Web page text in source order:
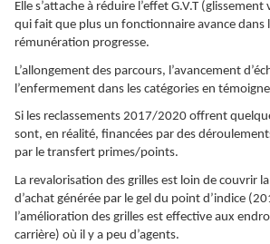
Elle s’attache à réduire l’effet G.V.T
qui fait que plus un fonctionnaire avance dans
rémunération progresse.
L’allongement des parcours, l’avancement
l’enfermement dans les catégories en
Si les reclassements 2017/2020 offrent
sont, en réalité, financées par des
par le transfert primes/points.
La revalorisation des grilles est loin de couvrir
d’achat générée par le gel du point d’indice
l’amélioration des grilles est effective aux
carrière) où il y a peu d’agents.